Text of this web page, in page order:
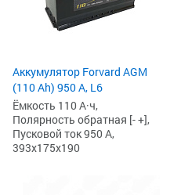
Аккумулятор Forvard AGM
(110 Ah) 950 А, L6
Ёмкость 110 А·ч,
Полярность обратная [- +],
Пусковой ток 950 А,
393x175x190